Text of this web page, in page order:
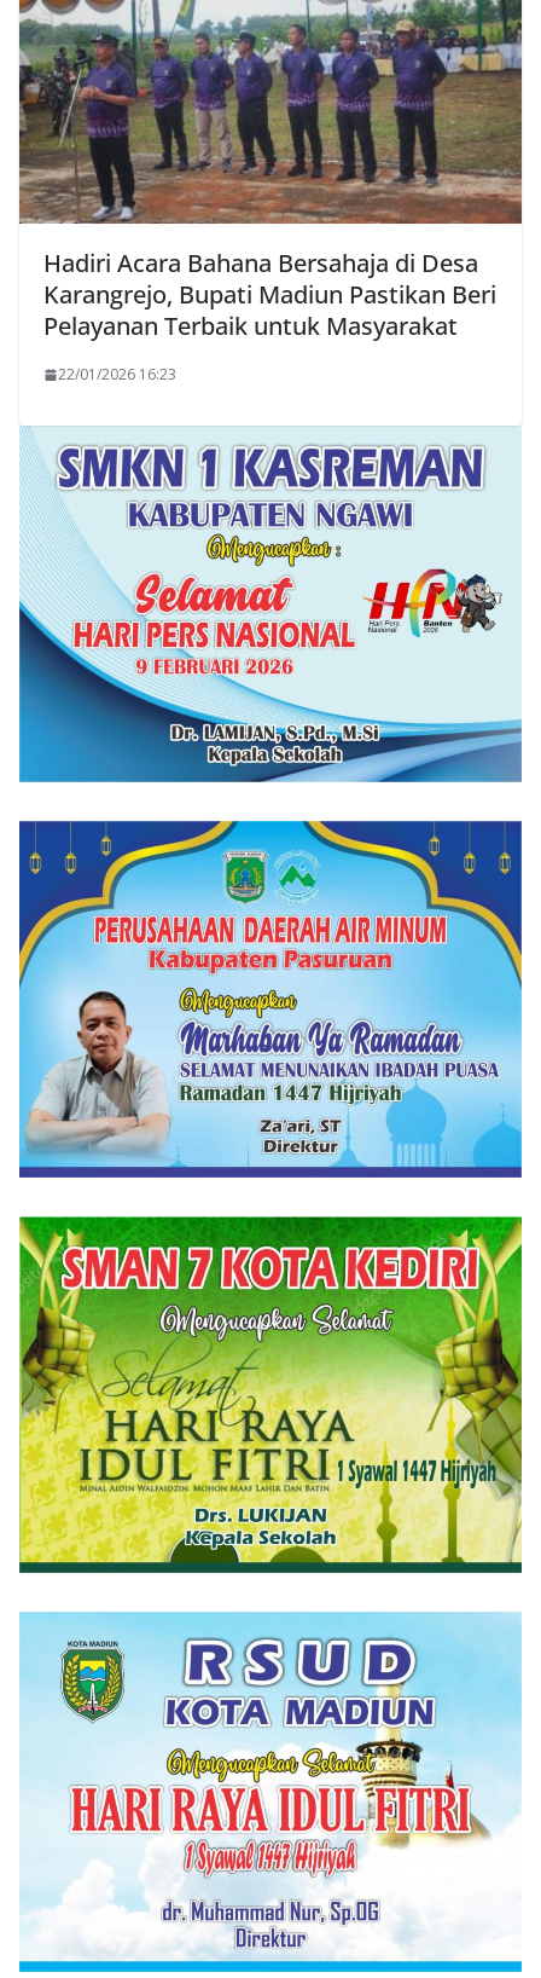
Hadiri Acara Bahana Bersahaja di Desa
Karangrejo, Bupati Madiun Pastikan Beri
Pelayanan Terbaik untuk Masyarakat
22/01/2026 16:23